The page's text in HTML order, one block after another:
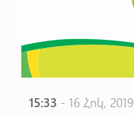
15:33 - 16 Հոկ, 2019